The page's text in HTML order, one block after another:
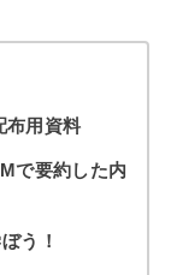
布用資料
で要約した内
う！